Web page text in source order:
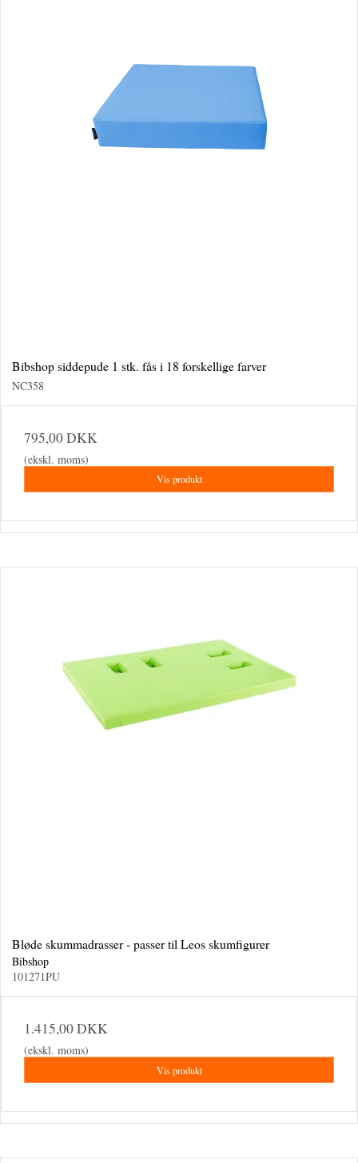
Bibshop siddepude 1 stk. fås i 18 forskellige farver
NC358
795,00 DKK
(ekskl. moms)
Vis produkt
Bløde skummadrasser - passer til Leos skumfigurer
Bibshop
101271PU
1.415,00 DKK
(ekskl. moms)
Vis produkt